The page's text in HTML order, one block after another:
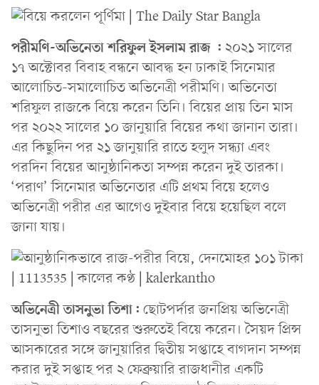
পরীমণি-অভিনেতা শরিফুল ইসলাম রাজ : ২০২১ সালের
১৭ অক্টোবর বিবাহ বন্ধনে আবদ্ধ হন ঢাকাই সিনেমার
আলোচিত-সমালোচিত অভিনেত্রী পরীমণি। অভিনেতা
শরিফুল রাজকে বিয়ে করেন তিনি। বিয়ের প্রায় তিন মাস
পর ২০২২ সালের ১০ জানুয়ারি বিয়ের কথা জানান তারা।
এর কিছুদিন পর ২১ জানুয়ারি রাতে হলুদ সন্ধ্যা এবং
পরদিন বিয়ের আনুষ্ঠানিকতা সম্পন্ন করেন দুই তারকা।
‘পরাণ’ সিনেমার অভিনেতার এটি প্রথম বিয়ে হলেও
অভিনেত্রী পরীর এর আগেও দুইবার বিয়ে হয়েছিল বলে
জানা যায়।
অভিনেত্রী তাসনুভা তিশা: ছোটপর্দার জনপ্রিয় অভিনেত্রী
তাসনুভা তিশাও বছরের শুরুতেই বিয়ে করেন। সৈয়দ প্রিন্স
আসকারের সঙ্গে জানুয়ারির দ্বিতীয় সপ্তাহে বাগদান সম্পন্ন
করার দুই সপ্তাহ পর ২ ফেব্রুয়ারি রাজধানীর একটি